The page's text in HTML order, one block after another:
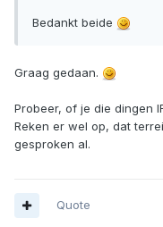
Bedankt beide
Graag gedaan.
Probeer, of je die dingen
Reken er wel op, dat
gesproken al.
Quote